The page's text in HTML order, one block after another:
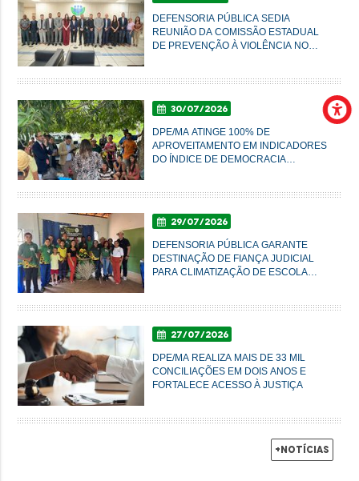
DEFENSORIA PÚBLICA SEDIA
REUNIÃO DA COMISSÃO ESTADUAL
DE PREVENÇÃO À VIOLÊNCIA NO
30/07/2026
DPE/MA ATINGE 100% DE
APROVEITAMENTO EM INDICADORES
DO ÍNDICE DE DEMOCRACIA
29/07/2026
DEFENSORIA PÚBLICA GARANTE
DESTINAÇÃO DE FIANÇA JUDICIAL
PARA CLIMATIZAÇÃO DE ESCOLA
27/07/2026
DPE/MA REALIZA MAIS DE 33 MIL
CONCILIAÇÕES EM DOIS ANOS E
FORTALECE ACESSO À JUSTIÇA
+Notícias